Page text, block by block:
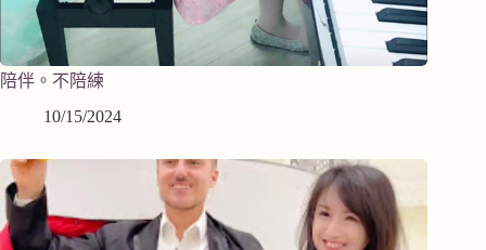
陪伴。不陪練
10/15/2024